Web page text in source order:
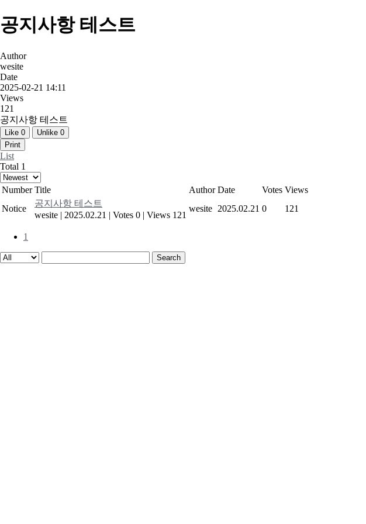
공지사항 테스트
Author
wesite
Date
2025-02-21 14:11
Views
121
공지사항 테스트
Like 0 Unlike 0
Print
List
Total 1
Number Title Author Date Votes Views
Notice
공지사항 테스트
wesite | 2025.02.21 | Votes 0 | Views 121
wesite 2025.02.21 0 121
1
Search